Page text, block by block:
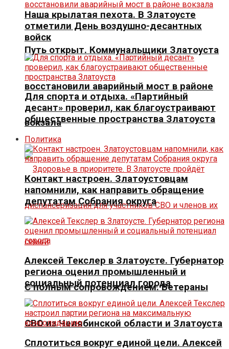
Путь открыт. Коммунальщики Златоуста
восстановили аварийный мост в районе
вокзала
С полным сопровождением. Ветераны
СВО из Челябинской области и Златоуста
Наша крылатая пехота. В Златоусте
отметили День воздушно-десантных
войск
Для спорта и отдыха. «Партийный
десант» проверил, как благоустраивают
общественные пространства Златоуста
Политика
Контакт настроен. Златоустовцам
напомнили, как направить обращение
депутатам Собрания округа
Алексей Текслер в Златоусте. Губернатор
региона оценил промышленный и
социальный потенциал города
Сплотиться вокруг единой цели. Алексей